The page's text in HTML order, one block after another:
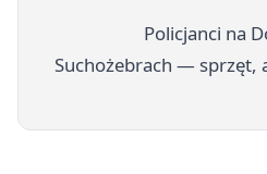
Policjanci na
Suchożebrach — sprzęt,